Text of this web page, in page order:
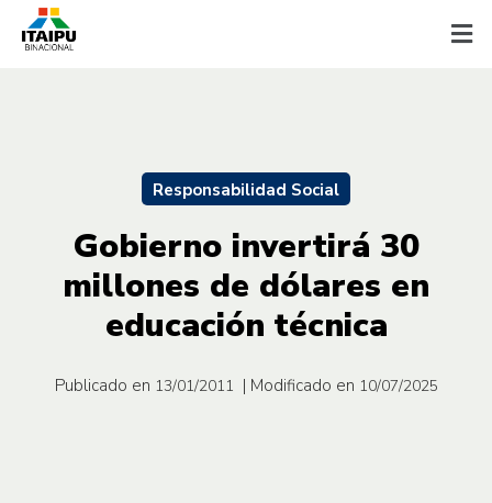
Responsabilidad Social
Gobierno invertirá 30
millones de dólares en
educación técnica
Publicado en 13/01/2011 | Modificado en 10/07/2025